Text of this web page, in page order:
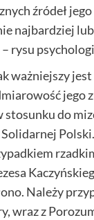
źródeł
najbardziej
rysu
ważniejszy
jego
stosunku do
Należy
wraz z